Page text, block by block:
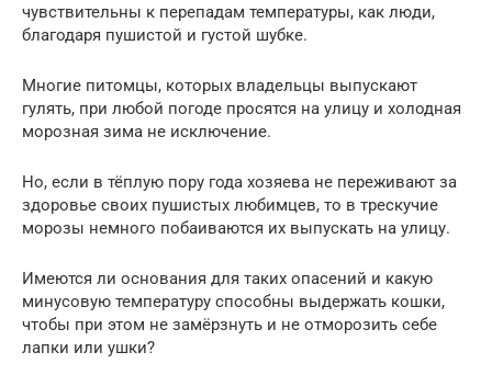
чувствительны к перепадам температуры, как люди,
благодаря пушистой и густой шубке.
Многие питомцы, которых владельцы выпускают
гулять, при любой погоде просятся на улицу и холодная
морозная зима не исключение.
Но, если в тёплую пору года хозяева не переживают за
здоровье своих пушистых любимцев, то в трескучие
морозы немного побаиваются их выпускать на улицу.
Имеются ли основания для таких опасений и какую
минусовую температуру способны выдержать кошки,
чтобы при этом не замёрзнуть и не отморозить себе
лапки или ушки?